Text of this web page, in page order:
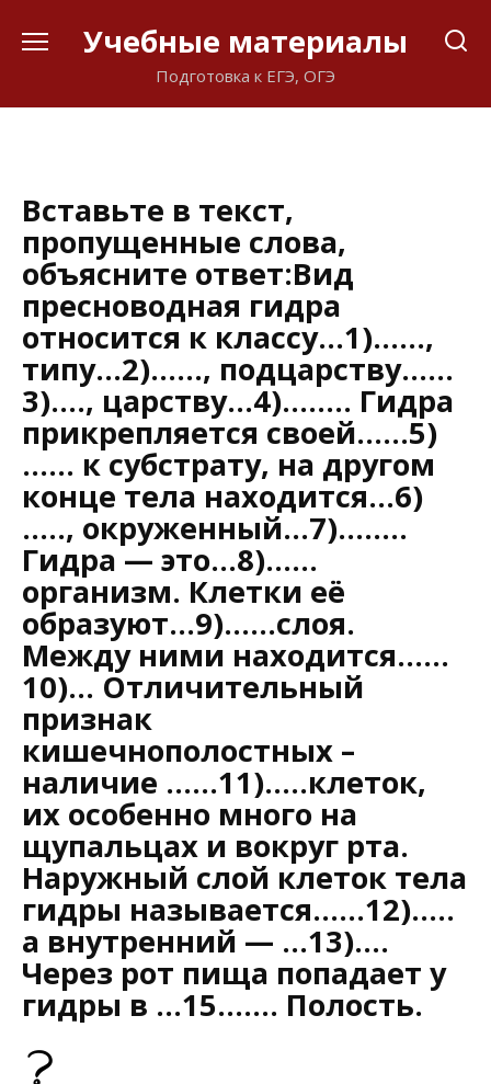
Учебные материалы
Подготовка к ЕГЭ, ОГЭ
Вставьте в текст,
пропущенные слова,
объясните ответ:Вид
пресноводная гидра
относится к классу…1)……,
типу…2)……, подцарству……
3)…., царству…4)…….. Гидра
прикрепляется своей……5)
…… к субстрату, на другом
конце тела находится…6)
….., окруженный…7)……..
Гидра — это…8)……
организм. Клетки её
образуют…9)……слоя.
Между ними находится……
10)… Отличительный
признак
кишечнополостных –
наличие ……11)…..клеток,
их особенно много на
щупальцах и вокруг рта.
Наружный слой клеток тела
гидры называется……12)…..
а внутренний — …13)….
Через рот пища попадает у
гидры в …15……. Полость.